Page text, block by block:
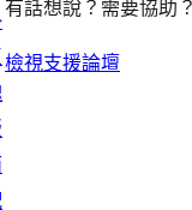
有話想說？需要協助？
檢視支援論壇